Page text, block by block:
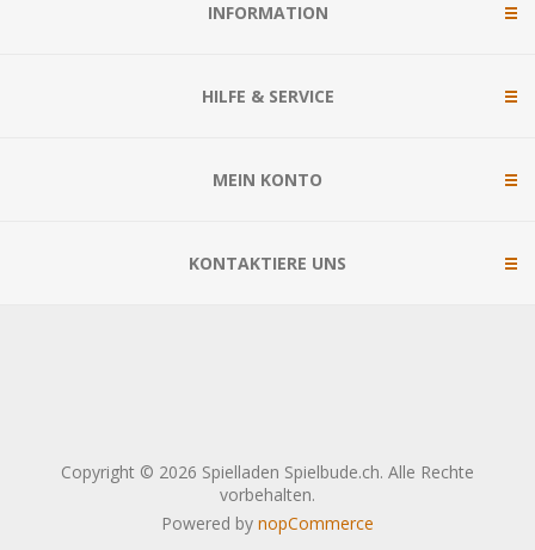
INFORMATION
HILFE & SERVICE
MEIN KONTO
KONTAKTIERE UNS
Copyright © 2026 Spielladen Spielbude.ch. Alle Rechte
vorbehalten.
Powered by nopCommerce